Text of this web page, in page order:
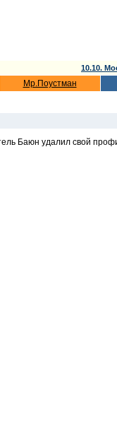
10.10.
Мр.Поустман
Бaюн удалил свой